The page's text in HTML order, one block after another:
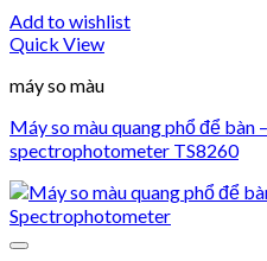
Add to wishlist
Quick View
máy so màu
Máy so màu quang phổ để bàn
spectrophotometer TS8260